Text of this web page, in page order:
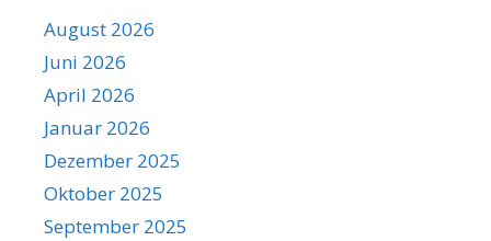
August 2026
Juni 2026
April 2026
Januar 2026
Dezember 2025
Oktober 2025
September 2025